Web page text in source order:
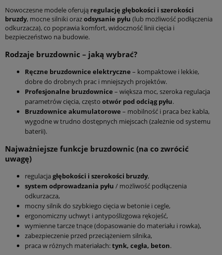
Nowoczesne modele oferują regulację głębokości i szerokości
bruzdy, mocne silniki orazodsysanie pyłu (lub możliwość podłączenia
odkurzacza), co poprawia komfort, widoczność linii cięcia i
bezpieczeństwo na budowie.
Rodzaje bruzdownic – jaką wybrać?
Ręczne bruzdownice elektryczne – kompaktowe i lekkie,
dobre do drobnych prac i mniejszych projektów.
Profesjonalne bruzdownice – większa moc, szeroka regulacja
parametrów cięcia, często otwór pod odciąg pyłu.
Bruzdownice akumulatorowe – mobilność i praca bez kabla,
wygodne w trudno dostępnych miejscach (zależnie od systemu
baterii).
Najważniejsze funkcje bruzdownic (na co zwrócić
uwagę)
regulacja głębokości i szerokości bruzdy,
system odprowadzania pyłu / możliwość podłączenia
odkurzacza,
mocny silnik do szybkiego cięcia w betonie i cegle,
ergonomiczny uchwyt i antypoślizgowa rękojeść,
wymienne tarcze tnące (dopasowanie do materiału i rowka),
zabezpieczenie przed przeciążeniem silnika,
praca w różnych materiałach:tynk, cegła, beton.